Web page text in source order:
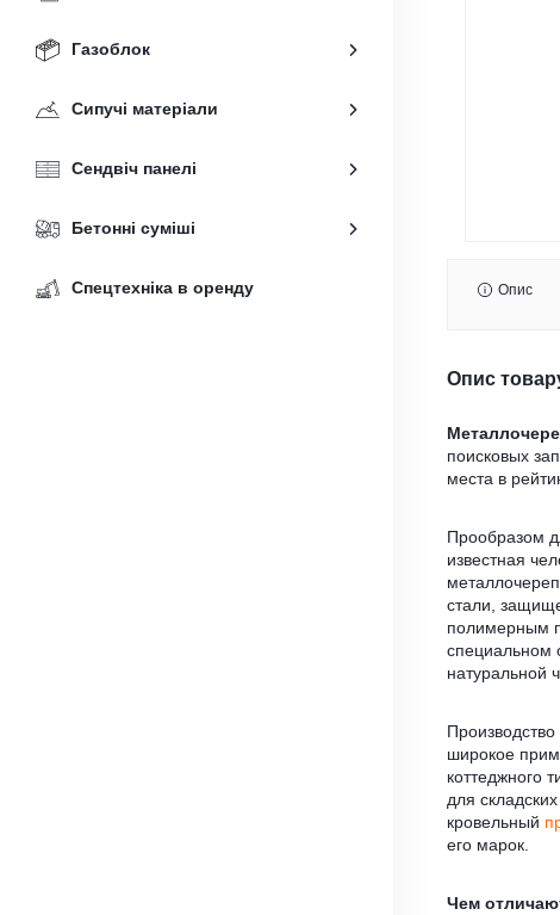
Газоблок
Сипучі матеріали
Сендвіч панелі
Бетонні суміші
Спецтехніка в оренду Опис
Опис
поисковых
места в
Прообразом
известная
стали,
полимерным
специальном
натуральной
широкое
коттеджного
для
кровельный
его марок.
Чем